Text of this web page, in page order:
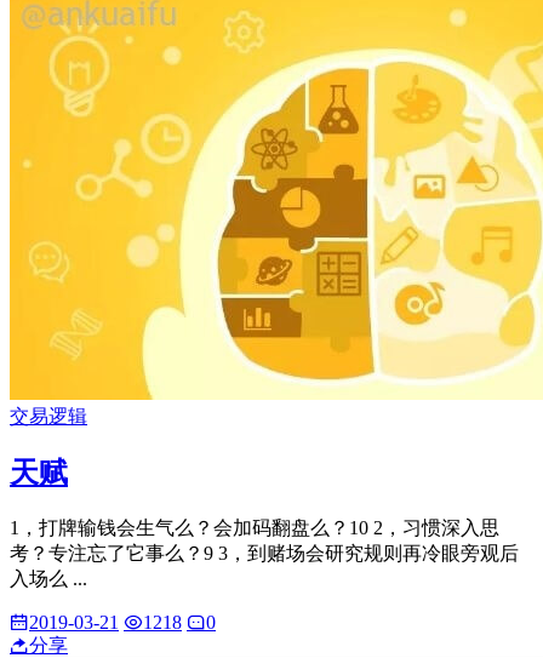
交易逻辑
天赋
1，打牌输钱会生气么？会加码翻盘么？10 2，习惯深入思
考？专注忘了它事么？9 3，到赌场会研究规则再冷眼旁观后
入场么 ...
2019-03-21 1218
0
分享